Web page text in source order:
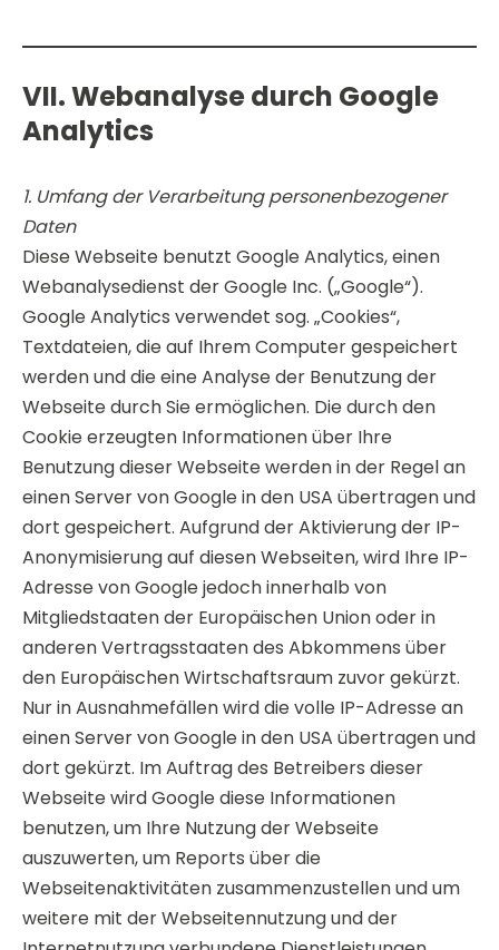
VII. Webanalyse durch Google
Analytics
1. Umfang der Verarbeitung personenbezogener
Daten
Diese Webseite benutzt Google Analytics, einen
Webanalysedienst der Google Inc. („Google“).
Google Analytics verwendet sog. „Cookies“,
Textdateien, die auf Ihrem Computer gespeichert
werden und die eine Analyse der Benutzung der
Webseite durch Sie ermöglichen. Die durch den
Cookie erzeugten Informationen über Ihre
Benutzung dieser Webseite werden in der Regel an
einen Server von Google in den USA übertragen und
dort gespeichert. Aufgrund der Aktivierung der IP-
Anonymisierung auf diesen Webseiten, wird Ihre IP-
Adresse von Google jedoch innerhalb von
Mitgliedstaaten der Europäischen Union oder in
anderen Vertragsstaaten des Abkommens über
den Europäischen Wirtschaftsraum zuvor gekürzt.
Nur in Ausnahmefällen wird die volle IP-Adresse an
einen Server von Google in den USA übertragen und
dort gekürzt. Im Auftrag des Betreibers dieser
Webseite wird Google diese Informationen
benutzen, um Ihre Nutzung der Webseite
auszuwerten, um Reports über die
Webseitenaktivitäten zusammenzustellen und um
weitere mit der Webseitennutzung und der